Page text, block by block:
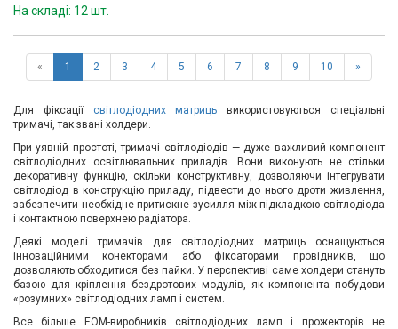
На складі: 12 шт.
« 1 2 3 4 5 6 7 8 9 10 »
Для фіксації світлодіодних матриць використовуються спеціальні
тримачі, так звані холдери.
При уявній простоті, тримачі світлодіодів — дуже важливий компонент
світлодіодних освітлювальних приладів. Вони виконують не стільки
декоративну функцію, скільки конструктивну, дозволяючи інтегрувати
світлодіод в конструкцію приладу, підвести до нього дроти живлення,
забезпечити необхідне притискне зусилля між підкладкою світлодіода
і контактною поверхнею радіатора.
Деякі моделі тримачів для світлодіодних матриць оснащуються
інноваційними конекторами або фіксаторами провідників, що
дозволяють обходитися без пайки. У перспективі саме холдери стануть
базою для кріплення бездротових модулів, як компонента побудови
«розумних» світлодіодних ламп і систем.
Все більше EOM-виробників світлодіодних ламп і прожекторів не